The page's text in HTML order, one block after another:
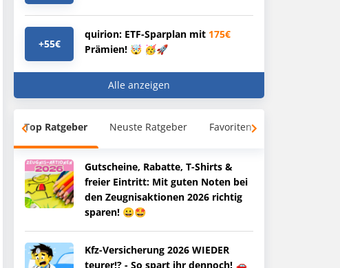
+55€
quirion: ETF-Sparplan mit 175€
Prämien! 🤯 🥳🚀
Alle anzeigen
Top Ratgeber Neuste Ratgeber Favoriten
Gutscheine, Rabatte, T-Shirts &
freier Eintritt: Mit guten Noten bei
den Zeugnisaktionen 2026 richtig
sparen! 😀🤩
Kfz-Versicherung 2026 WIEDER
teurer!? - So spart ihr dennoch! 🚗